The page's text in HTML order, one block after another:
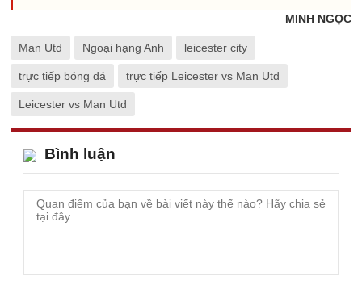
MINH NGỌC
Man Utd Ngoại hạng Anh leicester city
trực tiếp bóng đá trực tiếp Leicester vs Man Utd
Leicester vs Man Utd
Bình luận